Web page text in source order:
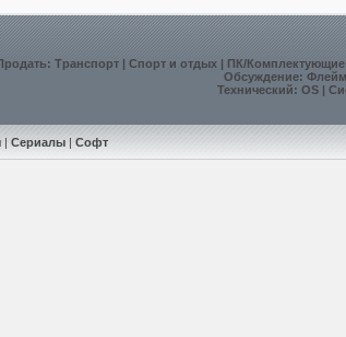
:Транспорт |Спорт и отдых |ПК/Комплектующие
Обсуждение:Флейм
Технический:OS |
|Сериалы |Софт